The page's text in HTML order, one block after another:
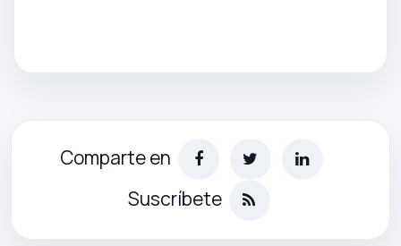
Comparte en
Suscríbete